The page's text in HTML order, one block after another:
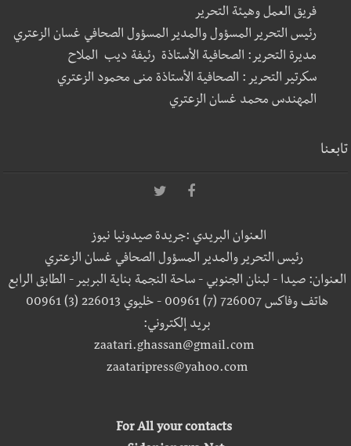
فريق العمل وهيئة التحرير
رئيس التحرير المسؤول والمدير المسؤول الصحافي غسان الزعتري
مديرة التحرير: الصحافية الأستاذة رئيفة ديب الملاح
سكرتير التحرير : الصحافية الأستاذة منى محمود الزعتري
المهندس محمد غسان الزعتري
تابعنا
العنوان البريدي :جريدة صيدونيا نيوز
رئيس التحرير والمدير المسؤول الصحافي غسان الزعتري
العنوان: صيدا - لبنان الجنوبي - ساحة النجمة بناية البربير - الطابق الرابع
هاتف وفاكس 726007 (7) 00961 - خليوي 226013 (3) 00961
بريد إلكتروني:
zaatari.ghassan@gmail.com
zaataripress@yahoo.com
For All your contacts